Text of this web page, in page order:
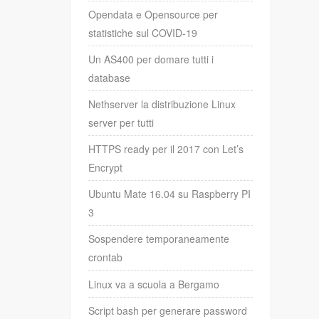
Opendata e Opensource per
statistiche sul COVID-19
Un AS400 per domare tutti i
database
Nethserver la distribuzione Linux
server per tutti
HTTPS ready per il 2017 con Let’s
Encrypt
Ubuntu Mate 16.04 su Raspberry PI
3
Sospendere temporaneamente
crontab
Linux va a scuola a Bergamo
Script bash per generare password